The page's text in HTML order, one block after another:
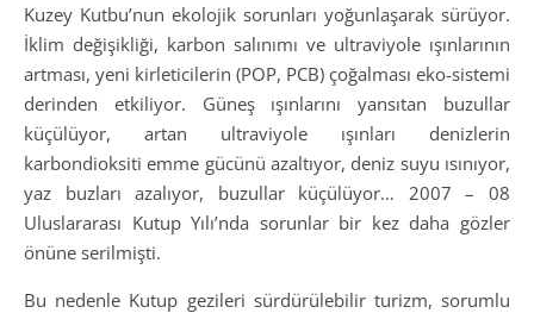
Kuzey Kutbu’nun ekolojik sorunları yoğunlaşarak sürüyor.
İklim değişikliği, karbon salınımı ve ultraviyole ışınlarının
artması, yeni kirleticilerin (POP, PCB) çoğalması eko-sistemi
derinden etkiliyor. Güneş ışınlarını yansıtan buzullar
küçülüyor, artan ultraviyole ışınları denizlerin
karbondioksiti emme gücünü azaltıyor, deniz suyu ısınıyor,
yaz buzları azalıyor, buzullar küçülüyor… 2007 – 08
Uluslararası Kutup Yılı’nda sorunlar bir kez daha gözler
önüne serilmişti.
Bu nedenle Kutup gezileri sürdürülebilir turizm, sorumlu